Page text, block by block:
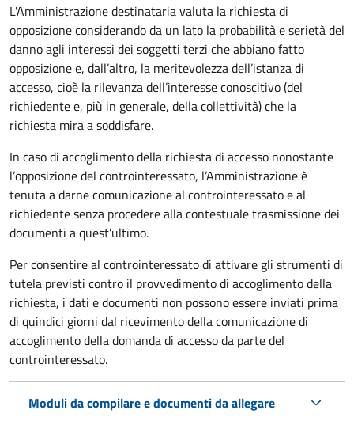
L'Amministrazione destinataria valuta la richiesta di
opposizione considerando da un lato la probabilità e serietà del
danno agli interessi dei soggetti terzi che abbiano fatto
opposizione e, dall’altro, la meritevolezza dell’istanza di
accesso, cioè la rilevanza dell’interesse conoscitivo (del
richiedente e, più in generale, della collettività) che la
richiesta mira a soddisfare.
In caso di accoglimento della richiesta di accesso nonostante
l’opposizione del controinteressato, l’Amministrazione è
tenuta a darne comunicazione al controinteressato e al
richiedente senza procedere alla contestuale trasmissione dei
documenti a quest’ultimo.
Per consentire al controinteressato di attivare gli strumenti di
tutela previsti contro il provvedimento di accoglimento della
richiesta, i dati e documenti non possono essere inviati prima
di quindici giorni dal ricevimento della comunicazione di
accoglimento della domanda di accesso da parte del
controinteressato.
Moduli da compilare e documenti da allegare